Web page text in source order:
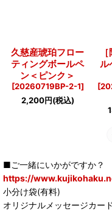
久慈産琥珀フロー
ティングボールペ
ン＜ピンク＞
[20260719BP-2-1]
2,200円(税込)
ル
[
■ご一緒にいかがですか？
https://
小分け袋(有料)
オリジナルメッセージカー